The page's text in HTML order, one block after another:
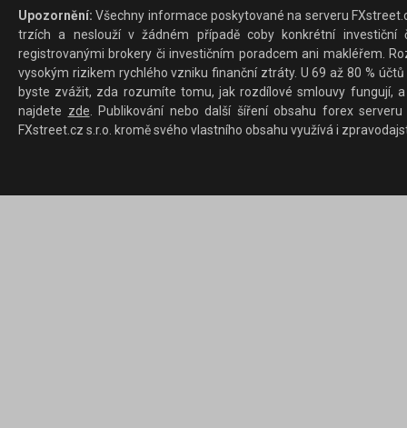
Upozornění: Všechny informace poskytované na serveru
trzích a neslouží v žádném případě coby konkrétní investiční
registrovanými brokery či investičním poradcem ani makléřem.
vysokým rizikem rychlého vzniku finanční ztráty. U 69 až 80 %
byste zvážit, zda rozumíte tomu, jak rozdílové smlouvy fungují,
najdete zde. Publikování nebo další šíření obsahu forex
FXstreet.cz s.r.o. kromě svého vlastního obsahu využívá i